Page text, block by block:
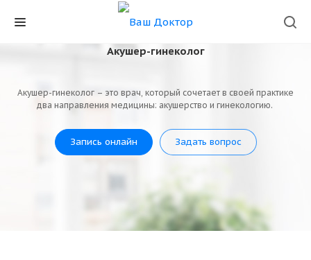
Акушер-гинеколог
Акушер-гинеколог – это врач, который сочетает в своей практике
два направления медицины: акушерство и гинекологию.
Запись онлайн Задать вопрос